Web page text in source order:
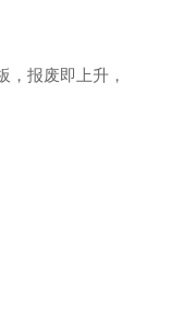
报废即上升，